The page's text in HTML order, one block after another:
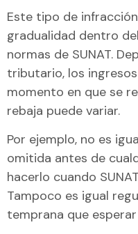
Este tipo de
gradualidad dentro
normas de SUNAT.
tributario, los
momento en que se
rebaja puede variar.
Por ejemplo, no es
omitida antes de
hacerlo cuando
Tampoco es igual
temprana que